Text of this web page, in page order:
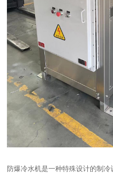
防爆冷水机是一种特殊设计的制冷